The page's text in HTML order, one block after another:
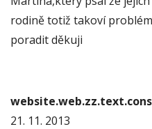
rodině totiž takoví
poradit děkuji
21. 11. 2013